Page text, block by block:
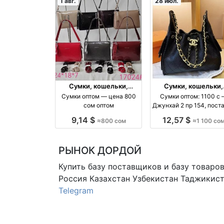
Сумки, кошельки,
чемоданы
Сумки оптом — цена 800
сом оптом
9,14 $ ≈800 сом
Сумки, кошельки,
чемоданы
Сумки оптом: 1100 с
Джунхай 2 пр 154,
12,57 $ ≈1 100
РЫНОК ДОРДОЙ
Купить базу поставщиков и базу товаров
Россия Казахстан Узбекистан
Telegram